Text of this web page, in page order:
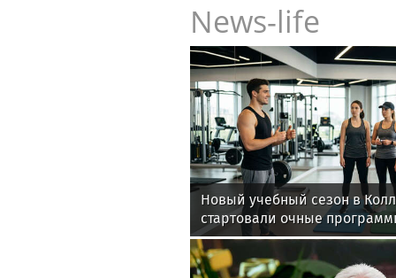
News-life
Новый учебный сезон в
стартовали очные
фитнес-тренеров и
здоровья